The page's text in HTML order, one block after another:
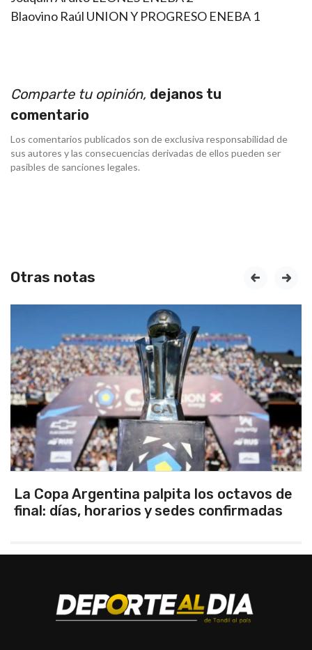
Blaovino Raúl UNION Y PROGRESO ENEBA 1
Comparte tu opinión, dejanos tu
comentario
Los comentarios publicados son de exclusiva responsabilidad de
sus autores y las consecuencias derivadas de ellos pueden ser
pasibles de sanciones legales.
Otras notas
palpita los octavos de
y sedes confirmadas
Los
Tandil
prev next